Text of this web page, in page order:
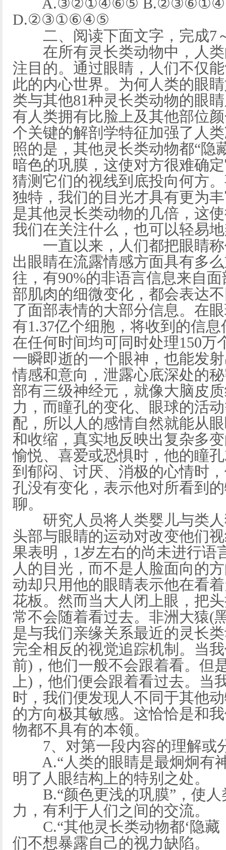
A.③②①④⑥⑤
D.②③①⑥④⑤
二、阅读下面文字，完成7
在所有灵长类动物中，人类
注目的。通过眼睛，人们不仅
此的内心世界。为何人类的眼
类与其他81种灵长类动物的眼
有人类拥有比脸上及其他部位
个关键的解剖学特征加强了人
照的是，其他灵长类动物都“隐
暗色的巩膜，这使对方很难确
猜测它们的视线到底投向何方
独特，我们的目光才具有更为
是其他灵长类动物的几倍，这
我们在关注什么，也可以轻易
一直以来，人们都把眼睛称
出眼睛在流露情感方面具有多
往，有90%的非语言信息来自
部肌肉的细微变化，都会表达
了面部表情的大部分信息。在
有1.37亿个细胞，将收到的信
在任何时间均可同时处理150万
一瞬即逝的一个眼神，也能发
情感和意向，泄露心底深处的
部有三级神经元，就像大脑皮
力，而瞳孔的变化、眼球的活
配，所以人的感情自然就能从
和收缩，真实地反映出复杂多
愉悦、喜爱或恐惧时，他的瞳
到郁闷、讨厌、消极的心情时
孔没有变化，表示他对所看到
聊。
研究人员将人类婴儿与类人
头部与眼睛的运动对改变他们
果表明，1岁左右的尚未进行语
人的目光，而不是人脸面向的
动却只用他的眼睛表示他在看
花板。然而当大人闭上眼，把
常不会随着看过去。非洲大猿(
是与我们亲缘关系最近的灵长
完全相反的视觉追踪机制。当
前)，他们一般不会跟着看。但
上)，他们便会跟着看过去。当
时，我们便发现人不同于其他
的方向极其敏感。这恰恰是和
物都不具有的本领。
7、对第一段内容的理解或
A.“人类的眼睛是最炯炯有
明了人眼结构上的特别之处。
B.“颜色更浅的巩膜”，使人
力，有利于人们之间的交流。
C.“其他灵长类动物都‘隐藏
们不想暴露自己的视力缺陷。